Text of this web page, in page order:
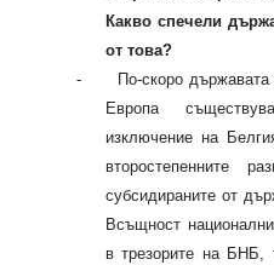
Какво спечели
от това?
-
По-скоро
Европа
изключение на
второстепенните
субсидираните от
Всъщност
в трезорите на БНБ,